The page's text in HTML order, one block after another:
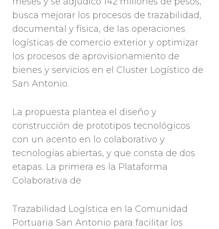
busca mejorar los procesos de trazabilidad,
documental y física, de las operaciones
logísticas de comercio exterior y optimizar
los procesos de aprovisionamiento de
bienes y servicios en el Cluster Logístico de
San Antonio.
La propuesta plantea el diseño y
construcción de prototipos tecnológicos
con un acento en lo colaborativo y
tecnologías abiertas, y que consta de dos
etapas. La primera es la Plataforma
Colaborativa de
Trazabilidad Logística en la Comunidad
Portuaria San Antonio para facilitar los